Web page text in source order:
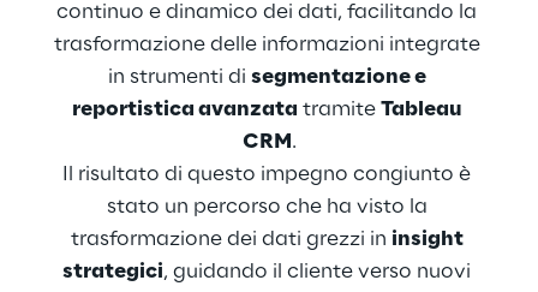
continuo e dinamico dei dati, facilitando la
trasformazione delle informazioni integrate
in strumenti di segmentazione e
reportistica avanzata tramite Tableau
CRM .
Il risultato di questo impegno congiunto è
stato un percorso che ha visto la
trasformazione dei dati grezzi in insight
strategici, guidando il cliente verso nuovi